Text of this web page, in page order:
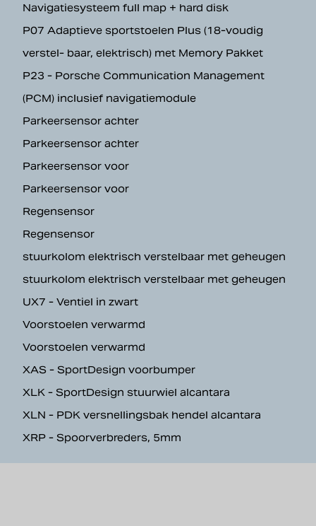
Navigatiesysteem full map + hard disk
P07 Adaptieve sportstoelen Plus (18-voudig
verstel- baar, elektrisch) met Memory Pakket
P23 - Porsche Communication Management
(PCM) inclusief navigatiemodule
Parkeersensor achter
Parkeersensor achter
Parkeersensor voor
Parkeersensor voor
Regensensor
Regensensor
stuurkolom elektrisch verstelbaar met geheugen
stuurkolom elektrisch verstelbaar met geheugen
UX7 - Ventiel in zwart
Voorstoelen verwarmd
Voorstoelen verwarmd
XAS - SportDesign voorbumper
XLK - SportDesign stuurwiel alcantara
XLN - PDK versnellingsbak hendel alcantara
XRP - Spoorverbreders, 5mm